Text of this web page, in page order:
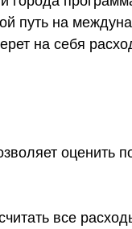
путь на
на себя
оценить
все